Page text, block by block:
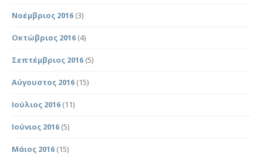
Νοέμβριος 2016 (3)
Οκτώβριος 2016 (4)
Σεπτέμβριος 2016 (5)
Αύγουστος 2016 (15)
Ιούλιος 2016 (11)
Ιούνιος 2016 (5)
Μάιος 2016 (15)